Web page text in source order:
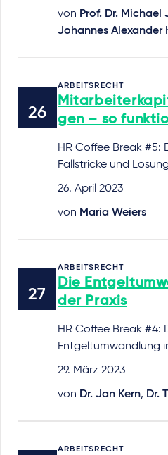
von Prof. Dr. Michael
Johannes Alexander
ARBEITSRECHT
gen – so
HR Coffee Break #5:
Fallstricke und
26. April 2023
von Maria Weiers
ARBEITSRECHT
Die
der Praxis
HR Coffee Break #4:
Entgeltumwandlung
29. März 2023
von Dr. Jan Kern, Dr.
ARBEITSRECHT